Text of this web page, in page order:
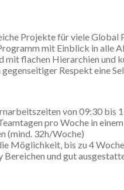
Projekte für viele Global
mit Einblick in alle
flachen Hierarchien und
Respekt eine
von 09:30 bis
pro Woche in
(mind. 32h/Woche)
Möglichkeit, bis zu 4
und gut